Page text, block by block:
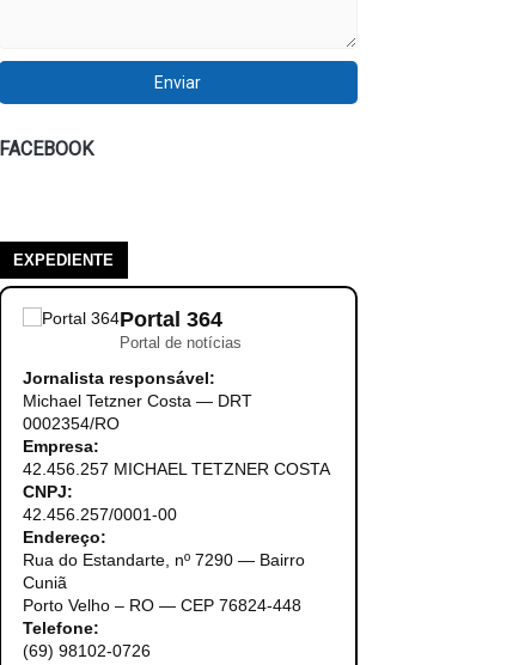
FACEBOOK
EXPEDIENTE
Portal 364
Portal de notícias
Jornalista responsável:
Michael Tetzner Costa — DRT
0002354/RO
Empresa:
42.456.257 MICHAEL TETZNER COSTA
CNPJ:
42.456.257/0001-00
Endereço:
Rua do Estandarte, nº 7290 — Bairro
Cuniã
Porto Velho – RO — CEP 76824-448
Telefone:
(69) 98102-0726